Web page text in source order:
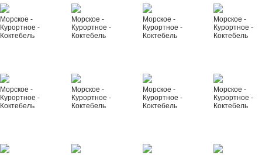
Морское -
Курортное -
Коктебель
Морское -
Курортное -
Коктебель
Морское -
Курортное -
Коктебель
Морское -
Курортное -
Коктебель
Морское -
Курортное -
Коктебель
Морское -
Курортное -
Коктебель
Морское -
Курортное -
Коктебель
Морское -
Курортное -
Коктебель